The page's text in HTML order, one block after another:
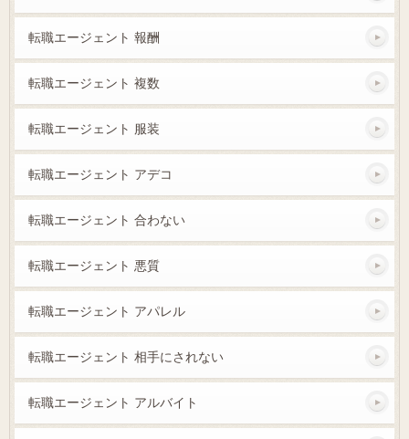
転職エージェント 報酬
転職エージェント 複数
転職エージェント 服装
転職エージェント アデコ
転職エージェント 合わない
転職エージェント 悪質
転職エージェント アパレル
転職エージェント 相手にされない
転職エージェント アルバイト